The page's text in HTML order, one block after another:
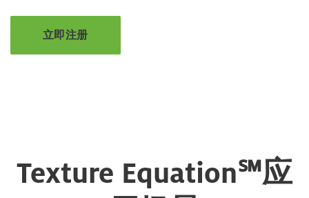
立即注册
Texture Equation℠应